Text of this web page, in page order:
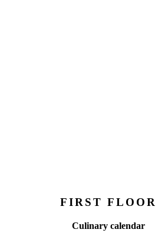
FIRST FLOOR
Culinary calendar